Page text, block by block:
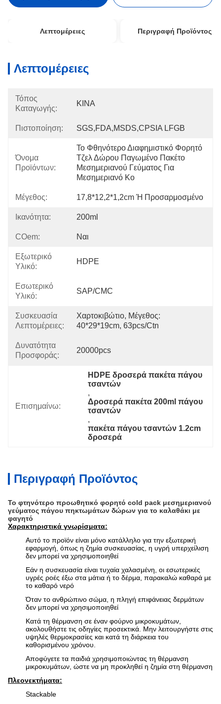
Λεπτομέρειες Περιγραφή Προϊόντος
Λεπτομέρειες
Τόπος
Καταγωγής:
ΚΙΝΑ
Πιστοποίηση: SGS,FDA,MSDS,CPSIA LFGB
Όνομα
Προϊόντων:
Το Φθηνότερο Διαφημιστικό Φορητό
Τζελ Δώρου Παγωμένο Πακέτο
Μεσημεριανού Γεύματος Για
Μεσημεριανό Κο
Μέγεθος: 17,8*12,2*1,2cm Ή Προσαρμοσμένο
Ικανότητα: 200ml
COem: Ναι
Εξωτερικό
Υλικό:
HDPE
Εσωτερικό
Υλικό:
SAP/CMC
Συσκευασία
Λεπτομέρειες:
Χαρτοκιβώτιο, Μέγεθος:
40*29*19cm, 63pcs/ctn
Δυνατότητα
Προσφοράς:
20000pcs
Επισημαίνω:
HDPE δροσερά πακέτα πάγου
τσαντών
,
Δροσερά πακέτα 200ml πάγου
τσαντών
,
πακέτα πάγου τσαντών 1.2cm
δροσερά
Περιγραφή Προϊόντος
Το φτηνότερο προωθητικό φορητό cold pack μεσημεριανού
γεύματος πάγου πηκτωμάτων δώρων για το καλαθάκι με
φαγητό
Χαρακτηριστικά γνωρίσματα:
Αυτό το προϊόν είναι μόνο κατάλληλο για την εξωτερική
εφαρμογή, όπως η ζημία συσκευασίας, η υγρή υπερχείλιση
δεν μπορεί να χρησιμοποιηθεί
Εάν η συσκευασία είναι τυχαία χαλασμένη, οι εσωτερικές
υγρές ροές έξω στα μάτια ή το δέρμα, παρακαλώ καθαρά με
το καθαρό νερό
Όταν το ανθρώπινο σώμα, η πληγή επιφάνειας δερμάτων
δεν μπορεί να χρησιμοποιηθεί
Κατά τη θέρμανση σε έναν φούρνο μικροκυμάτων,
ακολουθήστε τις οδηγίες προσεκτικά. Μην λειτουργήστε στις
υψηλές θερμοκρασίες και κατά τη διάρκεια του
καθορισμένου χρόνου.
Αποφύγετε τα παιδιά χρησιμοποιώντας τη θέρμανση
μικροκυμάτων, ώστε να μη προκληθεί η ζημία στη θέρμανση
Πλεονεκτήματα:
Stackable